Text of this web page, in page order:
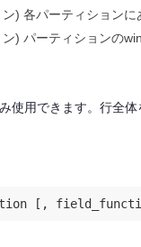
) 各パーティション
) パーティションの
使用できます。行全